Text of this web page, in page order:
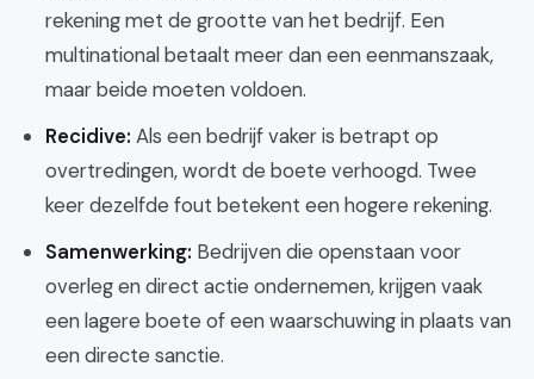
rekening met de grootte van het bedrijf. Een
multinational betaalt meer dan een eenmanszaak,
maar beide moeten voldoen.
Recidive: Als een bedrijf vaker is betrapt op
overtredingen, wordt de boete verhoogd. Twee
keer dezelfde fout betekent een hogere rekening.
Samenwerking: Bedrijven die openstaan voor
overleg en direct actie ondernemen, krijgen vaak
een lagere boete of een waarschuwing in plaats van
een directe sanctie.